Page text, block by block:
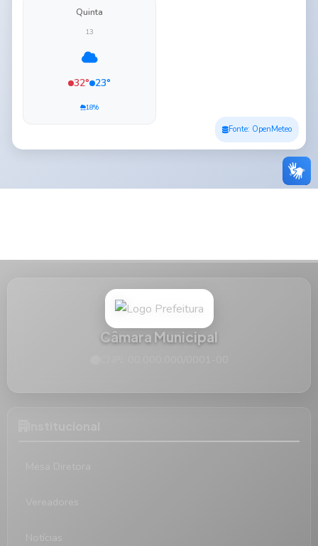
Quinta
13
32° 23°
18%
Fonte: OpenMeteo
Câmara Municipal
Notícias